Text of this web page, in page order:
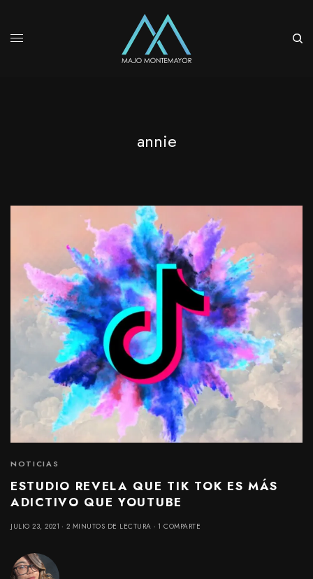
annie
NOTICIAS
ESTUDIO REVELA QUE TIK TOK ES MÁS
ADICTIVO QUE YOUTUBE
JULIO 23, 2021 2 MINUTOS DE LECTURA 1 COMPARTE